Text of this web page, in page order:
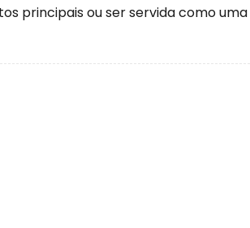
principais ou ser servida como uma